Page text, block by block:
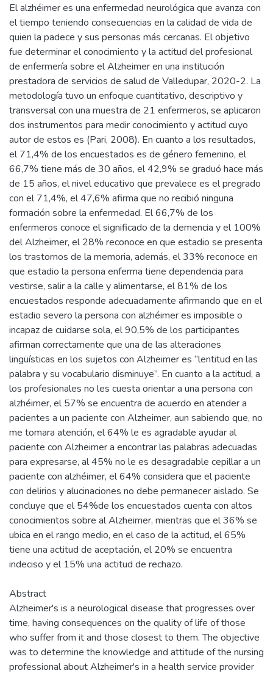
El alzhéimer es una enfermedad neurológica que avanza con
el tiempo teniendo consecuencias en la calidad de vida de
quien la padece y sus personas más cercanas. El objetivo
fue determinar el conocimiento y la actitud del profesional
de enfermería sobre el Alzheimer en una institución
prestadora de servicios de salud de Valledupar, 2020-2. La
metodología tuvo un enfoque cuantitativo, descriptivo y
transversal con una muestra de 21 enfermeros, se aplicaron
dos instrumentos para medir conocimiento y actitud cuyo
autor de estos es (Pari, 2008). En cuanto a los resultados,
el 71,4% de los encuestados es de género femenino, el
66,7% tiene más de 30 años, el 42,9% se graduó hace más
de 15 años, el nivel educativo que prevalece es el pregrado
con el 71,4%, el 47,6% afirma que no recibió ninguna
formación sobre la enfermedad. El 66,7% de los
enfermeros conoce el significado de la demencia y el 100%
del Alzheimer, el 28% reconoce en que estadio se presenta
los trastornos de la memoria, además, el 33% reconoce en
que estadio la persona enferma tiene dependencia para
vestirse, salir a la calle y alimentarse, el 81% de los
encuestados responde adecuadamente afirmando que en el
estadio severo la persona con alzhéimer es imposible o
incapaz de cuidarse sola, el 90,5% de los participantes
afirman correctamente que una de las alteraciones
lingüísticas en los sujetos con Alzheimer es “lentitud en las
palabra y su vocabulario disminuye”. En cuanto a la actitud, a
los profesionales no les cuesta orientar a una persona con
alzhéimer, el 57% se encuentra de acuerdo en atender a
pacientes a un paciente con Alzheimer, aun sabiendo que, no
me tomara atención, el 64% le es agradable ayudar al
paciente con Alzheimer a encontrar las palabras adecuadas
para expresarse, al 45% no le es desagradable cepillar a un
paciente con alzhéimer, el 64% considera que el paciente
con delirios y alucinaciones no debe permanecer aislado. Se
concluye que el 54%de los encuestados cuenta con altos
conocimientos sobre al Alzheimer, mientras que el 36% se
ubica en el rango medio, en el caso de la actitud, el 65%
tiene una actitud de aceptación, el 20% se encuentra
indeciso y el 15% una actitud de rechazo.
Abstract
Alzheimer's is a neurological disease that progresses over
time, having consequences on the quality of life of those
who suffer from it and those closest to them. The objective
was to determine the knowledge and attitude of the nursing
professional about Alzheimer's in a health service provider